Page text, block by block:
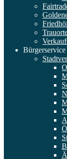
Bürgerservice